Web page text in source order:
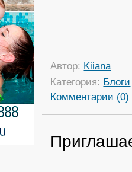
Автор: Kiiana
Категория: Блоги
Комментарии (0)